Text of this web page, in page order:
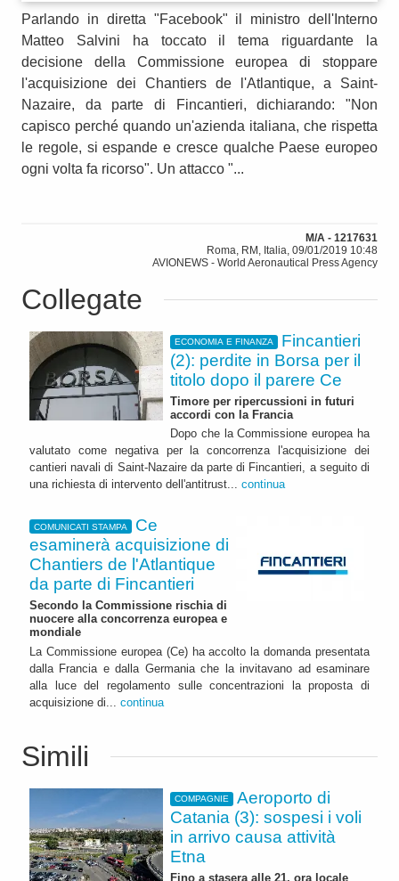
Parlando in diretta "Facebook" il ministro dell'Interno
Matteo Salvini ha toccato il tema riguardante la
decisione della Commissione europea di stoppare
l'acquisizione dei Chantiers de l'Atlantique, a Saint-
Nazaire, da parte di Fincantieri, dichiarando: "Non
capisco perché quando un'azienda italiana, che rispetta
le regole, si espande e cresce qualche Paese europeo
ogni volta fa ricorso". Un attacco "...
M/A - 1217631
Roma, RM, Italia, 09/01/2019 10:48
AVIONEWS - World Aeronautical Press Agency
Collegate
ECONOMIA E FINANZA
Fincantieri
(2): perdite in Borsa per il
titolo dopo il parere Ce
Timore per ripercussioni in futuri
accordi con la Francia
Dopo che la Commissione europea ha
valutato come negativa per la concorrenza l'acquisizione dei
cantieri navali di Saint-Nazaire da parte di Fincantieri, a seguito di
una richiesta di intervento dell'antitrust... continua
COMUNICATI STAMPA
Ce
esaminerà acquisizione di
Chantiers de l'Atlantique
da parte di Fincantieri
Secondo la Commissione rischia di
nuocere alla concorrenza europea e
mondiale
La Commissione europea (Ce) ha accolto la domanda presentata
dalla Francia e dalla Germania che la invitavano ad esaminare
alla luce del regolamento sulle concentrazioni la proposta di
acquisizione di... continua
Simili
COMPAGNIE
Aeroporto di
Catania (3): sospesi i voli
in arrivo causa attività
Etna
Fino a stasera alle 21, ora locale